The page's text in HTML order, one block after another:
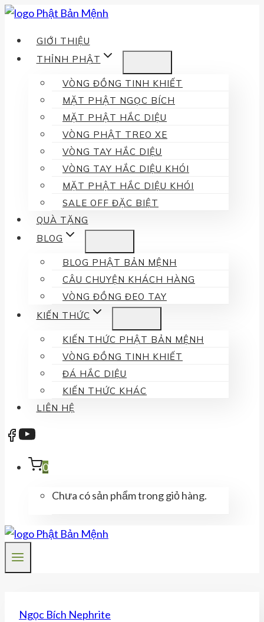
Skip
contentGIỚI THIỆU
THỈNH PHẬT
VÒNG ĐỒNG TINH KHIẾT
MẶT PHẬT NGỌC BÍCH
MẶT PHẬT HẮC DIỆU
VÒNG PHẬT TREO XE
VÒNG TAY HẮC DIỆU
VÒNG TAY HẮC DIỆU KHÓI
MẶT PHẬT HẮC DIỆU KHÓI
SALE OFF ĐẶC BIỆT
QUÀ TẶNG
BLOG
BLOG PHẬT BẢN MỆNH
CÂU CHUYỆN KHÁCH HÀNG
VÒNG ĐỒNG ĐEO TAY
KIẾN THỨC
KIẾN THỨC PHẬT BẢN MỆNH
VÒNG ĐỒNG TINH KHIẾT
ĐÁ HẮC DIỆU
KIẾN THỨC KHÁC
LIÊN HỆ
0
Chưa có sản phẩm trong giỏ hàng.
Ngọc Bích Nephrite